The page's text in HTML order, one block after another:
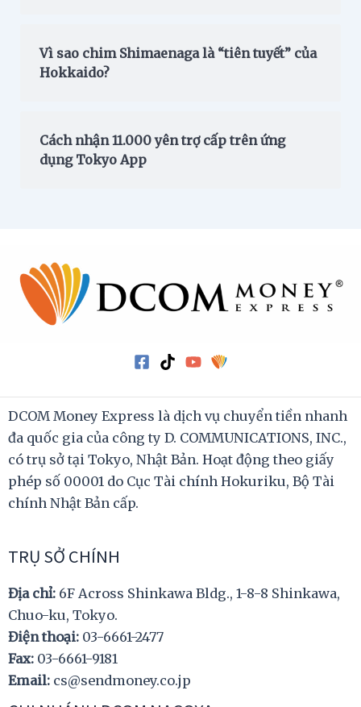
Vì sao chim Shimaenaga là “tiên tuyết” của
Hokkaido?
Cách nhận 11.000 yên trợ cấp trên ứng
dụng Tokyo App
DCOM Money Express là dịch vụ chuyển tiền nhanh
đa quốc gia của công ty D. COMMUNICATIONS, INC.,
có trụ sở tại Tokyo, Nhật Bản. Hoạt động theo giấy
phép số 00001 do Cục Tài chính Hokuriku, Bộ Tài
chính Nhật Bản cấp.
TRỤ SỞ CHÍNH
Địa chỉ: 6F Across Shinkawa Bldg., 1-8-8 Shinkawa,
Chuo-ku, Tokyo.
Điện thoại: 03-6661-2477
Fax: 03-6661-9181
Email: cs@sendmoney.co.jp